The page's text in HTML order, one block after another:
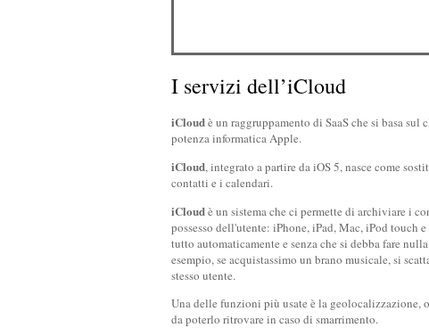
I servizi dell’iCloud
iCloudè un raggruppamento di SaaS che si basa
potenza informatica Apple.
iCloud, integrato a partire da iOS 5, nasce come
contatti e i calendari.
iCloudè un sistema che ci permette di archiviare i
possesso dell'utente: iPhone, iPad, Mac, iPod
tutto automaticamente e senza che si debba fare
esempio, se acquistassimo un brano musicale, si
stesso utente.
Una delle funzioni più usate è la
da poterlo ritrovare in caso di smarrimento.